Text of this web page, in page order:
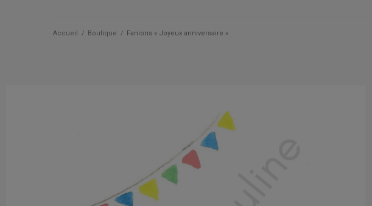
Accueil / Boutique / Fanions « Joyeux anniversaire »